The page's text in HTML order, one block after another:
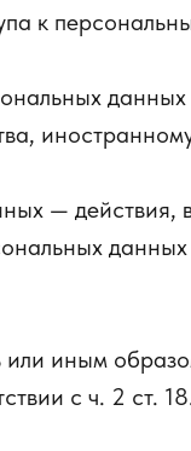
к
— действия,
иным
с ч. 2 ст.